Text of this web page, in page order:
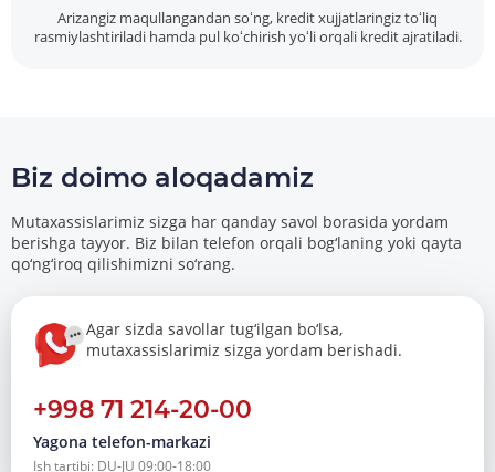
Arizangiz maqullangandan soʻng, kredit xujjatlaringiz toʻliq
rasmiylashtiriladi hamda pul koʻchirish yoʻli orqali kredit ajratiladi.
Biz doimo aloqadamiz
Mutaxassislarimiz sizga har qanday savol borasida yordam
berishga tayyor. Biz bilan telefon orqali bog‘laning yoki qayta
qo‘ng‘iroq qilishimizni so‘rang.
Agar sizda savollar tug‘ilgan bo‘lsa,
mutaxassislarimiz sizga yordam berishadi.
+998 71 214-20-00
Yagona telefon-markazi
Ish tartibi: DU-JU 09:00-18:00